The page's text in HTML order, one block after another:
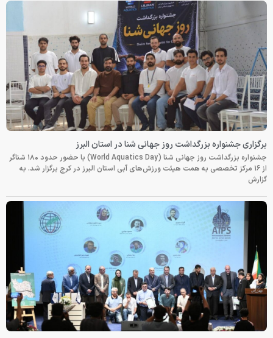
برگزاری جشنواره بزرگداشت روز جهانی شنا در استان البرز
جشنواره بزرگداشت روز جهانی شنا (World Aquatics Day) با حضور حدود ۱۸۰ شناگر
از ۱۶ مرکز تخصصی به همت هیئت ورزش‌های آبی استان البرز در کرج برگزار شد. به
گزارش